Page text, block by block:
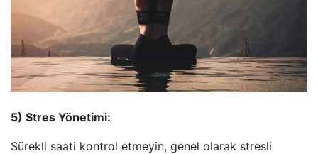
5) Stres Yönetimi:
Sürekli saati kontrol etmeyin, genel olarak stresli